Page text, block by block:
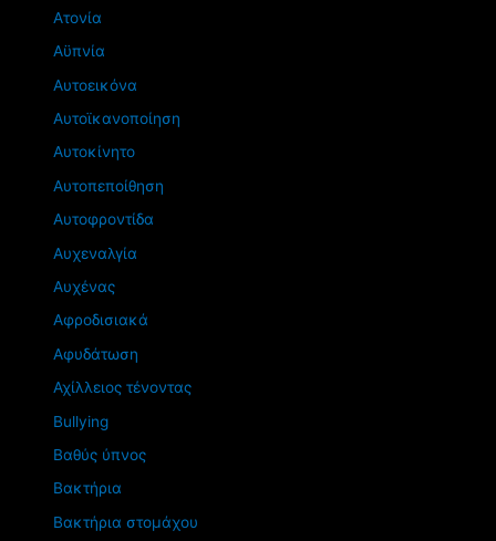
Ατονία
Αϋπνία
Αυτοεικόνα
Αυτοϊκανοποίηση
Αυτοκίνητο
Αυτοπεποίθηση
Αυτοφροντίδα
Αυχεναλγία
Αυχένας
Αφροδισιακά
Αφυδάτωση
Αχίλλειος τένοντας
Βullying
Βαθύς ύπνος
Βακτήρια
Βακτήρια στομάχου